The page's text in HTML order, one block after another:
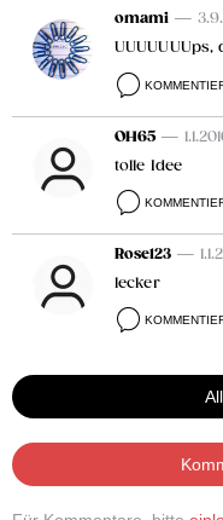
omami —
OH65 —
tolle Idee
Rose123 —
lecker